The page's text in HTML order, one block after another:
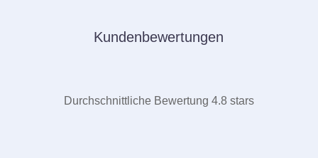
Kundenbewertungen
Durchschnittliche Bewertung 4.8 stars